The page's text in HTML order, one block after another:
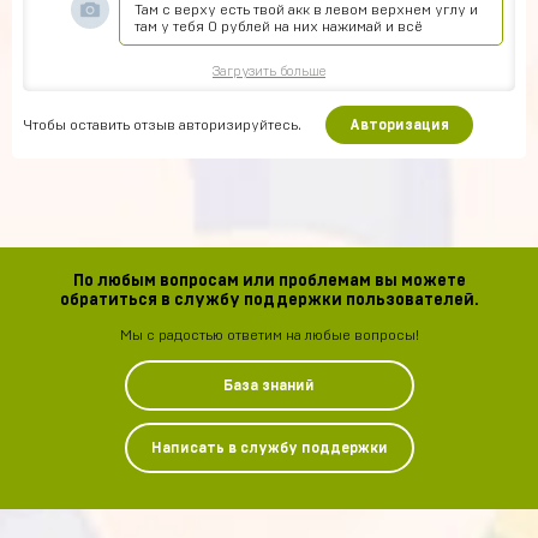
Там с верху есть твой акк в левом верхнем углу и
там у тебя 0 рублей на них нажимай и всё
Загрузить больше
Чтобы оставить отзыв авторизируйтесь. Авторизация
По любым вопросам или проблемам вы можете
обратиться в службу поддержки пользователей.
Мы с радостью ответим на любые вопросы!
База знаний
Написать в службу поддержки